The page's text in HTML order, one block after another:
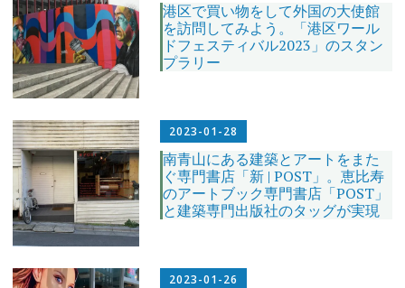
港区で買い物をして外国の大使館
を訪問してみよう。「港区ワール
ドフェスティバル2023」のスタン
プラリー
2023-01-28
南青山にある建築とアートをまた
ぐ専門書店「新 | POST」。恵比寿
のアートブック専門書店「POST」
と建築専門出版社のタッグが実現
2023-01-26